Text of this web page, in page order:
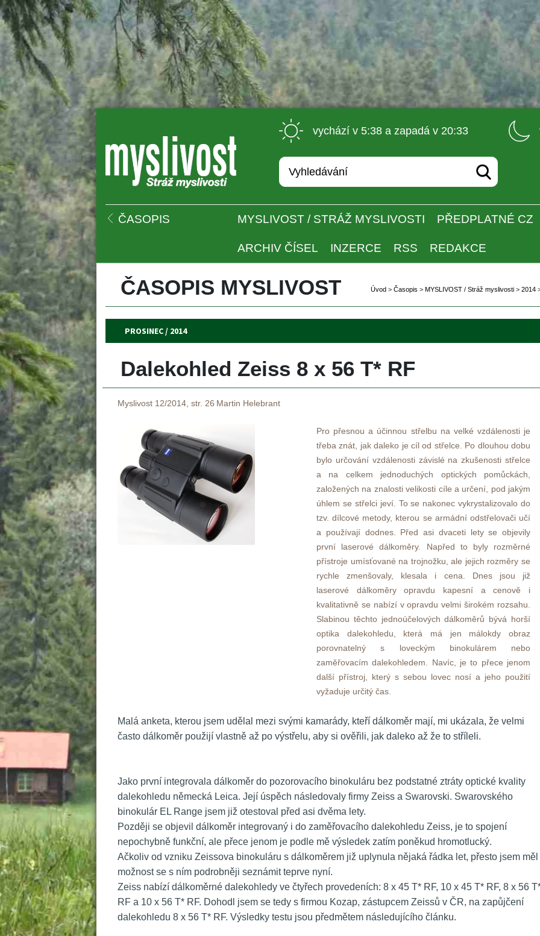
vychází v 5:38 a zapadá v 20:33
ČASOPIS MYSLIVOST / STRÁŽ MYSLIVOSTI PŘEDPLATNÉ CZ
ARCHIV ČÍSEL INZERCE RSS REDAKCE
ČASOPIS MYSLIVOST Úvod > Časopi > MYSLIVOST / Stráž myslivosti > 2014
PROSINEC / 2014
Dalekohled Zeiss 8 x 56 T* RF
Myslivost 12/2014, str. 26 Martin Helebrant
Pro přesnou a účinnou střelbu na velké vzdálenosti je
třeba znát, jak daleko je cíl od střelce. Po dlouhou dobu
bylo určování vzdálenosti závislé na zkušenosti střelce
a na celkem jednoduchých optických pomůckách,
založených na znalosti velikosti cíle a určení, pod jakým
úhlem se střelci jeví. To se nakonec vykrystalizovalo do
tzv. dílcové metody, kterou se armádní odstřelovači učí
a používají dodnes. Před asi dvaceti lety se objevily
první laserové dálkoměry. Napřed to byly rozměrné
přístroje umísťované na trojnožku, ale jejich rozměry se
rychle zmenšovaly, klesala i cena. Dnes jsou již
laserové dálkoměry opravdu kapesní a cenově i
kvalitativně se nabízí v opravdu velmi širokém rozsahu.
Slabinou těchto jednoúčelových dálkoměrů bývá horší
optika dalekohledu, která má jen málokdy obraz
porovnatelný s loveckým binokulárem nebo
zaměřovacím dalekohledem. Navíc, je to přece jenom
další přístroj, který s sebou lovec nosí a jeho použití
vyžaduje určitý čas.
Malá anketa, kterou jsem udělal mezi svými kamarády, kteří dálkoměr mají, mi ukázala, že velmi
často dálkoměr použijí vlastně až po výstřelu, aby si ověřili, jak daleko až že to stříleli.
Jako první integrovala dálkoměr do pozorovacího binokuláru bez podstatné ztráty optické kvality
dalekohledu německá Leica. Její úspěch následovaly firmy Zeiss a Swarovski. Swarovského
binokulár EL Range jsem již otestoval před asi dvěma lety.
Později se objevil dálkoměr integrovaný i do zaměřovacího dalekohledu Zeiss, je to spojení
nepochybně funkční, ale přece jenom je podle mě výsledek zatím poněkud hromotlucký.
Ačkoliv od vzniku Zeissova binokuláru s dálkoměrem již uplynula nějaká řádka let, přesto jsem měl
možnost se s ním podrobněji seznámit teprve nyní.
Zeiss nabízí dálkoměrné dalekohledy ve čtyřech provedeních: 8 x 45 T* RF, 10 x 45 T* RF, 8 x 56
RF a 10 x 56 T* RF. Dohodl jsem se tedy s firmou Kozap, zástupcem Zeissů v ČR, na zapůjčení
dalekohledu 8 x 56 T* RF. Výsledky testu jsou předmětem následujícího článku.